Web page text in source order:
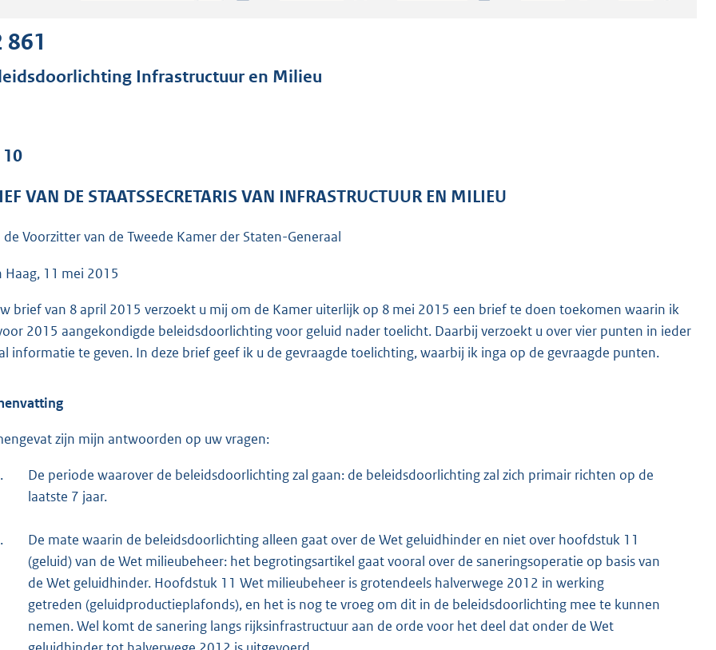
a
r
o
:
4
2
861
Infrastructuur en Milieu
10
VAN DE STAATSSECRETARIS VAN INFRASTRUCTUUR EN MILIEU
de Voorzitter van de Tweede Kamer der Staten-Generaal
Haag, 11 mei 2015
brief van 8 april 2015 verzoekt u mij om de Kamer uiterlijk op 8 mei 2015 een brief te doen toekomen waarin ik
2015 aangekondigde beleidsdoorlichting voor geluid nader toelicht. Daarbij verzoekt u over vier punten in ieder
informatie te geven. In deze brief geef ik u de gevraagde toelichting, waarbij ik inga op de gevraagde punten.
zijn mijn antwoorden op uw vragen:
De periode waarover de beleidsdoorlichting zal gaan: de beleidsdoorlichting zal zich primair richten op de
laatste 7 jaar.
De mate waarin de beleidsdoorlichting alleen gaat over de Wet geluidhinder en niet over hoofdstuk 11
(geluid) van de Wet milieubeheer: het begrotingsartikel gaat vooral over de saneringsoperatie op basis van
de Wet geluidhinder. Hoofdstuk 11 Wet milieubeheer is grotendeels halverwege 2012 in werking
getreden (geluidproductieplafonds), en het is nog te vroeg om dit in de beleidsdoorlichting mee te kunnen
nemen. Wel komt de sanering langs rijksinfrastructuur aan de orde voor het deel dat onder de Wet